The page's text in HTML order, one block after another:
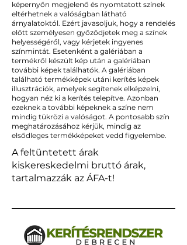
képernyőn megjelenő és nyomtatott színek
eltérhetnek a valóságban látható
árnyalatoktól. Ezért javasoljuk, hogy a rendelés
előtt személyesen győződjetek meg a színek
helyességéről, vagy kérjetek ingyenes
színmintát. Esetenként a galériában a
termékről készült kép után a galériában
további képek találhatók. A galériában
található termékképek utáni kerítés képek
illusztrációk, amelyek segítenek elképzelni,
hogyan néz ki a kerítés telepítve. Azonban
ezeknek a további képeknek a színe nem
mindig tükrözi a valóságot. A pontosabb szín
meghatározásához kérjük, mindig az
elsődleges termékképeket vedd figyelembe.
A feltüntetett árak
kiskereskedelmi bruttó árak,
tartalmazzák az ÁFA-t!